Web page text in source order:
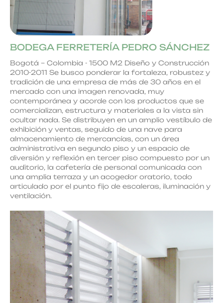
BODEGA FERRETERÍA PEDRO SÁNCHEZ
Bogotá – Colombia - 1500 M2 Diseño y Construcción
2010-2011 Se busco ponderar la fortaleza, robustez y
tradición de una empresa de más de 30 años en el
mercado con una imagen renovada, muy
contemporánea y acorde con los productos que se
comercializan, estructura y materiales a la vista sin
ocultar nada. Se distribuyen en un amplio vestíbulo de
exhibición y ventas, seguido de una nave para
almacenamiento de mercancías, con un área
administrativa en segundo piso y un espacio de
diversión y reflexión en tercer piso compuesto por un
auditorio, la cafetería de personal comunicada con
una amplia terraza y un acogedor oratorio, todo
articulado por el punto fijo de escaleras, iluminación y
ventilación.